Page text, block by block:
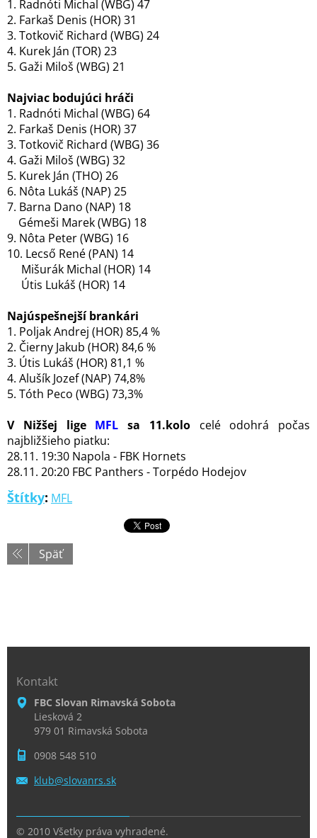
1. Radnóti Michal (WBG) 47
2. Farkaš Denis (HOR) 31
3. Totkovič Richard (WBG) 24
4. Kurek Ján (TOR) 23
5. Gaži Miloš (WBG) 21
Najviac bodujúci hráči
1. Radnóti Michal (WBG) 64
2. Farkaš Denis (HOR) 37
3. Totkovič Richard (WBG) 36
4. Gaži Miloš (WBG) 32
5. Kurek Ján (THO) 26
6. Nôta Lukáš (NAP) 25
7. Barna Dano (NAP) 18
Gémeši Marek (WBG) 18
9. Nôta Peter (WBG) 16
10. Lecső René (PAN) 14
Mišurák Michal (HOR) 14
Útis Lukáš (HOR) 14
Najúspešnejší brankári
1. Poljak Andrej (HOR) 85,4 %
2. Čierny Jakub (HOR) 84,6 %
3. Útis Lukáš (HOR) 81,1 %
4. Alušík Jozef (NAP) 74,8%
5. Tóth Peco (WBG) 73,3%
V Nižšej lige MFL sa 11.kolocelé odohrá počas
najbližšieho piatku:
28.11. 19:30 Napola - FBK Hornets
28.11. 20:20 FBC Panthers - Torpédo Hodejov
Štítky: MFL
Späť
Kontakt
FBC Slovan Rimavská Sobota
Liesková 2
979 01 Rimavská Sobota
0908 548 510
klub@slovanrs.sk
© 2010 Všetky práva vyhradené.